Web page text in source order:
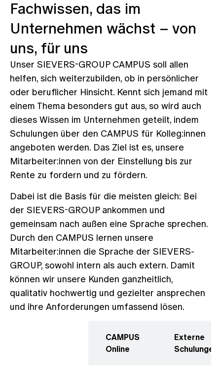
Fachwissen, das im
Unternehmen wächst – von
uns, für uns
Unser SIEVERS-GROUP CAMPUS soll allen
helfen, sich weiterzubilden, ob in persönlicher
oder beruflicher Hinsicht. Kennt sich jemand mit
einem Thema besonders gut aus, so wird auch
dieses Wissen im Unternehmen geteilt, indem
Schulungen über den CAMPUS für Kolleg:innen
angeboten werden. Das Ziel ist es, unsere
Mitarbeiter:innen von der Einstellung bis zur
Rente zu fordern und zu fördern.
Dabei ist die Basis für die meisten gleich: Bei
der SIEVERS-GROUP ankommen und
gemeinsam nach außen eine Sprache sprechen.
Durch den CAMPUS lernen unsere
Mitarbeiter:innen die Sprache der SIEVERS-
GROUP, sowohl intern als auch extern. Damit
können wir unsere Kunden ganzheitlich,
qualitativ hochwertig und gezielter ansprechen
und ihre Anforderungen umfassend lösen.
CAMPUS
Online
Externe
Schulungen